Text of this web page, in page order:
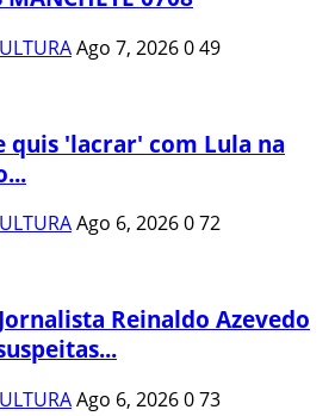
Ago 7, 2026049
quis 'lacrar' com Lula na
Ago 6, 2026072
Jornalista Reinaldo Azevedo
Ago 6, 2026073